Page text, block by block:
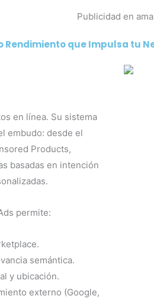
Rendimientoque Impulsa tu
en línea. Su sistema
embudo: desde el
Products,
basadas en intención
permite:
semántica.
y ubicación.
externo (Google,